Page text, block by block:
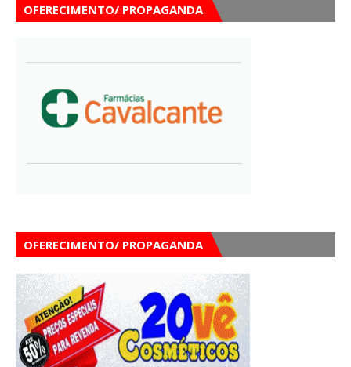
OFERECIMENTO/ PROPAGANDA
OFERECIMENTO/ PROPAGANDA